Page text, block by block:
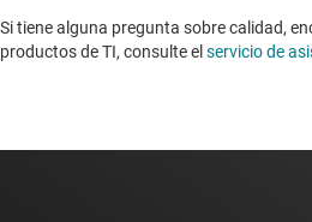
Si tiene alguna pregunta sobre calidad,
productos de TI, consulte el servicio de